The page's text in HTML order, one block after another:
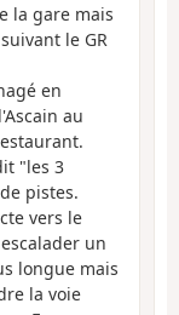
la gare mais
le GR
en
au
"les 3
pistes.
vers le
un
longue mais
la voie